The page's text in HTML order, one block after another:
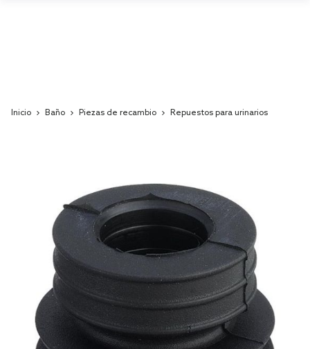
Inicio Baño Piezas de recambio Repuestos para urinarios